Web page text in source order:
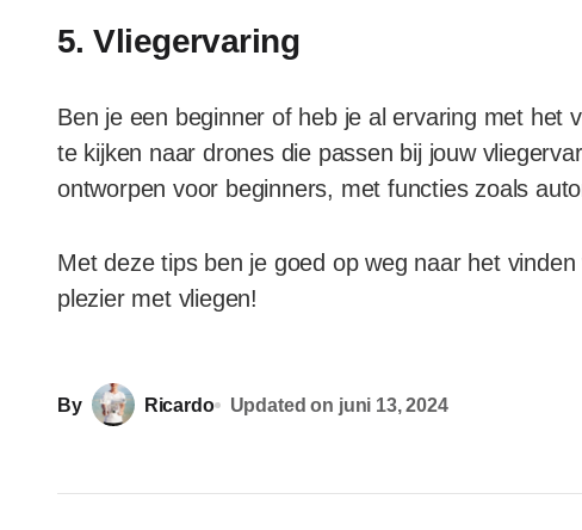
5. Vliegervaring
Ben je een beginner of heb je al ervaring met het
te kijken naar drones die passen bij jouw
ontworpen voor beginners, met functies zoals
Met deze tips ben je goed op weg naar het
plezier met vliegen!
By Ricardo Updated on juni 13, 2024